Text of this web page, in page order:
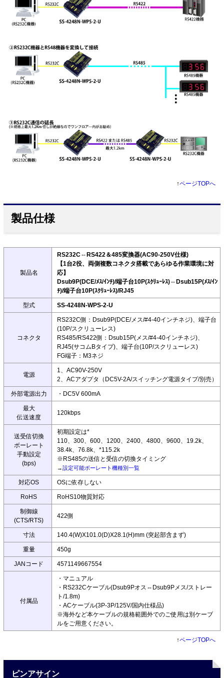
↑ページTOPへ
製品仕様
製品名
RS232C⇔RS422＆485変換器(AC90-250V仕様)
【1台2役、両側複数コネクタ搭載であらゆる作業環境に対
応】
Dsub9P(DCE/ﾒｽ/ｲﾝﾁ)/端子台10P(ｽｸﾘｭｰﾚｽ)⇔Dsub15P(ﾒｽ/ｲﾝ
ﾁ)/端子台10P(ｽｸﾘｭｰﾚｽ)/RJ45
型式 SS-4248N-WPS-2-U
コネクタ
RS232C側：Dsub9P(DCE/メス/#4-40インチネジ)、端子台
(10P/スクリューレス)
RS485/RS422側：Dsub15P(メス/#4-40インチネジ)、
RJ45(サコムBタイプ)、端子台(10P/スクリューレス)
FG端子：M3ネジ
電源
1、AC90V-250V
2、ACアダプタ（DC5V-2A/スイッチング電源タイプ/別売）
外部電源出力 ・DC5V 600mA
最大
伝送速度
120kbps
送受信切換
ボーレート
手動設定
(bps)
初期設定は*
110、300、600、1200、2400、4800、9600、19.2k、
38.4k、76.8k、*115.2k
※RS485の送信と受信の切換タイミング
→設定可能ボーレート機種別一覧
対応OS OSに依存しない
RoHS RoHS10物質対応
制御線
(CTS/RTS)
422側
寸法 140.4(W)X101.0(D)X28.1(H)mm (突起部含まず)
重量 450g
JANコード 4571149667554
付属品
・マニュアル
・RS232Cケーブル(Dsub9Pオス⇔Dsub9Pメス/ストレー
ト/1.8m)
・ACケーブル(3P-3P/125V/国内仕様品)
※海外など本ケーブルの規格範囲外でのご使用は別ケーブ
ルをご用意ください。
↑ページTOPへ
ピンアサイン